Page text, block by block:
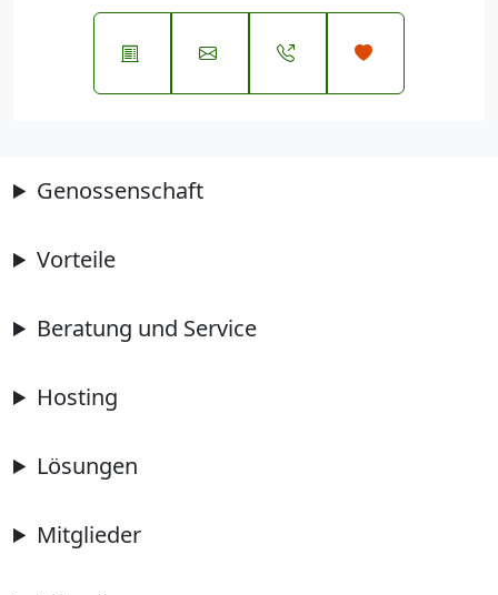
Genossenschaft
Vorteile
Beratung und Service
Hosting
Lösungen
Mitglieder